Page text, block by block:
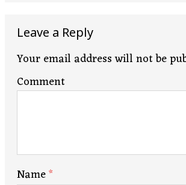
Leave a Reply
Your email address will not be
Comment
Name*